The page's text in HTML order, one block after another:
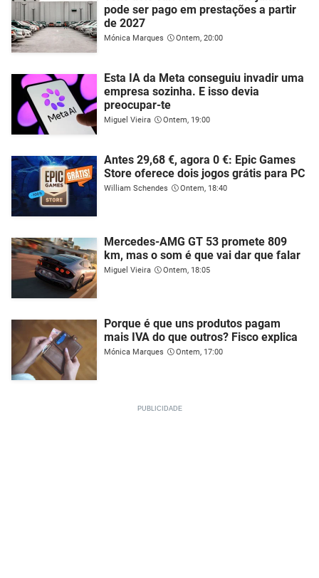
pode ser pago em prestações a partir
de 2027
Mónica Marques Ontem, 20:00
Esta IA da Meta conseguiu invadir uma
empresa sozinha. E isso devia
preocupar-te
Miguel Vieira Ontem, 19:00
Antes 29,68 €, agora 0 €: Epic Games
Store oferece dois jogos grátis para PC
William Schendes Ontem, 18:40
Mercedes-AMG GT 53 promete 809
km, mas o som é que vai dar que falar
Miguel Vieira Ontem, 18:05
Porque é que uns produtos pagam
mais IVA do que outros? Fisco explica
Mónica Marques Ontem, 17:00